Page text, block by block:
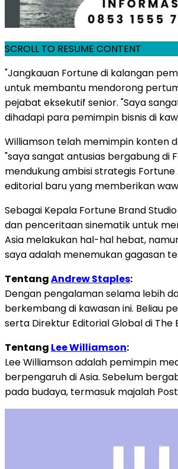
SCROLL TO RESUME CONTENT
"Jangkauan Fortune di kalangan
untuk membantu mendorong
pejabat eksekutif senior. "Saya
dihadapi para pemimpin bisnis di
Williamson telah memimpin konten
"saya sangat antusias bergabung di
mendukung ambisi strategis
editorial baru yang memberikan
Sebagai Kepala Fortune Brand
dan penceritaan sinematik untuk
Asia melakukan hal-hal hebat,
saya adalah menemukan gagasan
TentangAndrew Staples:
Dengan pengalaman selama lebih
berkembang di kawasan ini. Beliau
serta Direktur Editorial Global di
Tentang Lee Williamson:
Lee Williamson adalah pemimpin
berpengaruh di Asia. Sebelum
pada budaya, termasuk majalah